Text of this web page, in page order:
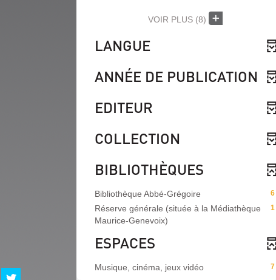
Partager
VOIR PLUS (8)
LANGUE
ANNÉE DE PUBLICATION
EDITEUR
COLLECTION
BIBLIOTHÈQUES
6
Bibliothèque Abbé-Grégoire
1
Réserve générale (située à la Médiathèque
Maurice-Genevoix)
ESPACES
7
Musique, cinéma, jeux vidéo